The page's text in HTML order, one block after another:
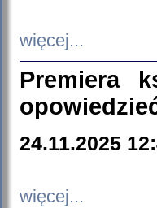
więcej...
Premiera
24.11.2025
więcej...